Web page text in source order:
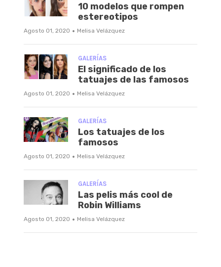
10 modelos que rompen
estereotipos
Agosto 01, 2020 · Melisa Velázquez
GALERÍAS
El significado de los
tatuajes de las famosos
Agosto 01, 2020 · Melisa Velázquez
GALERÍAS
Los tatuajes de los
famosos
Agosto 01, 2020 · Melisa Velázquez
GALERÍAS
Las pelis más cool de
Robin Williams
Agosto 01, 2020 · Melisa Velázquez